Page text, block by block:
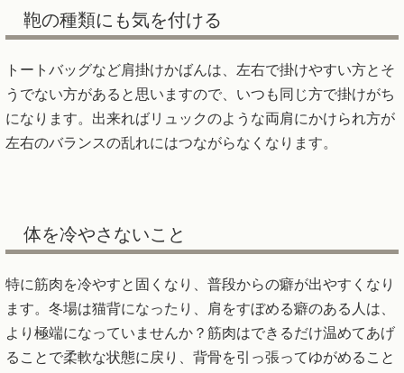
鞄の種類にも気を付ける
トートバッグなど肩掛けかばんは、左右で掛けやすい方とそ
うでない方があると思いますので、いつも同じ方で掛けがち
になります。出来ればリュックのような両肩にかけられ方が
左右のバランスの乱れにはつながらなくなります。
体を冷やさないこと
特に筋肉を冷やすと固くなり、普段からの癖が出やすくなり
ます。冬場は猫背になったり、肩をすぼめる癖のある人は、
より極端になっていませんか？筋肉はできるだけ温めてあげ
ることで柔軟な状態に戻り、背骨を引っ張ってゆがめること